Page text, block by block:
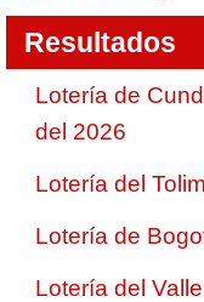
Resultados
Lotería de
del 2026
Lotería del
Lotería de
Lotería del